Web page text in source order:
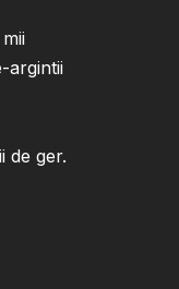
argintii
de ger.